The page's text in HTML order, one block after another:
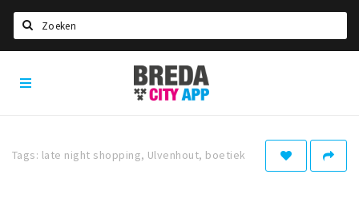
Home
Breda
City
App
Tags: late night shopping, Ulvenhout, boetiek